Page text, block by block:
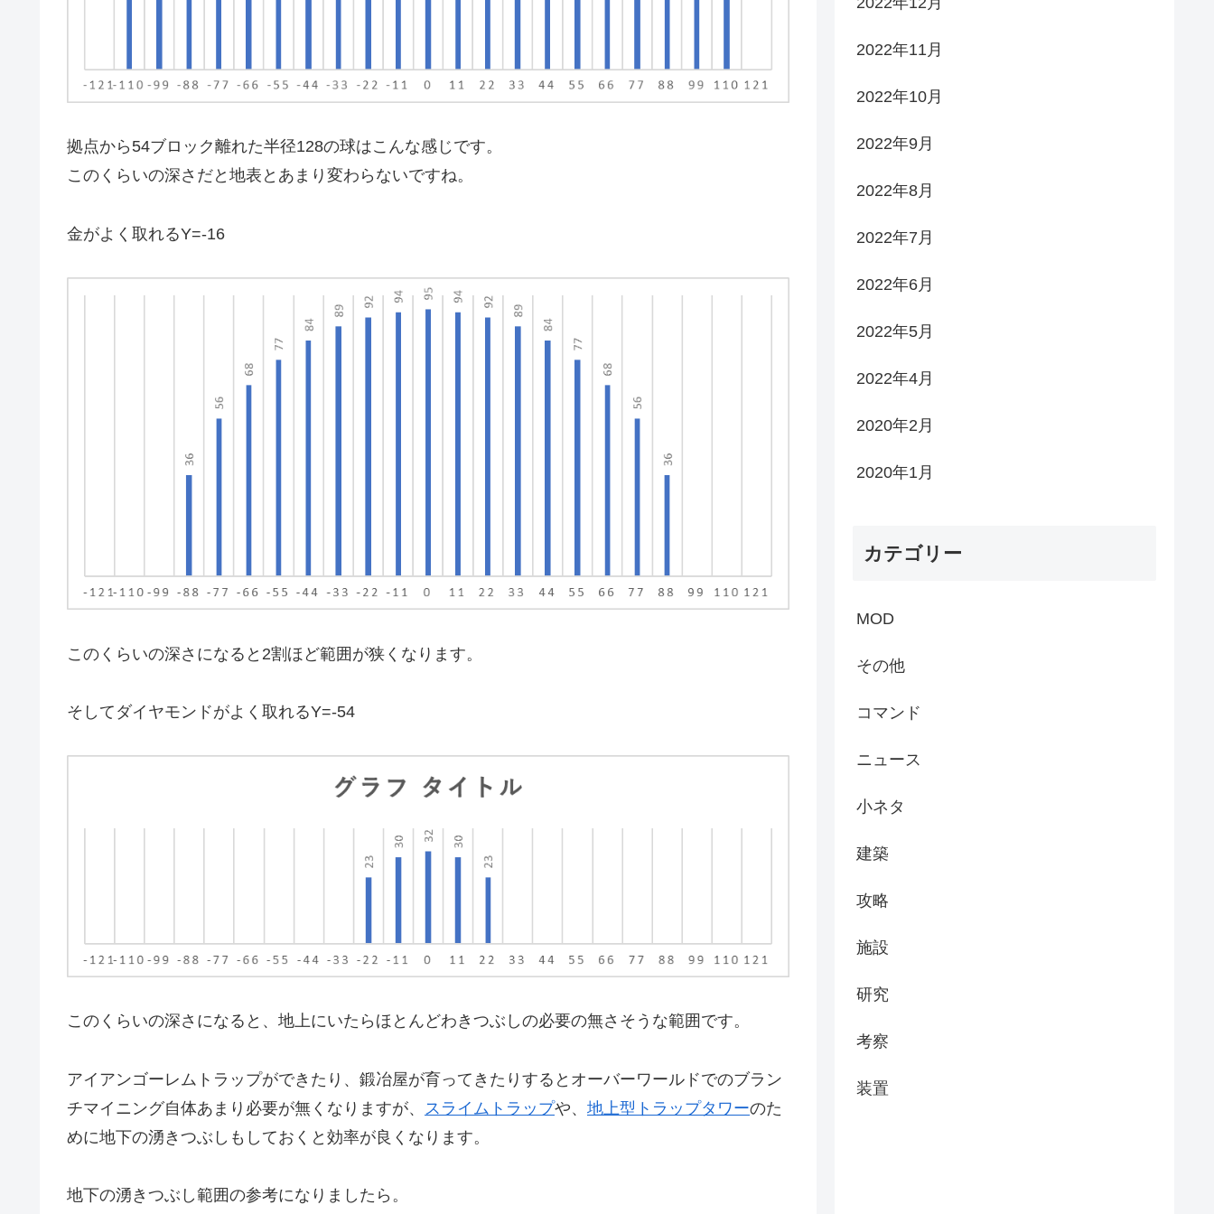
拠点から54ブロック離れた半径128の球はこんな感じです。
このくらいの深さだと地表とあまり変わらないですね。
金がよく取れるY=-16
このくらいの深さになると2割ほど範囲が狭くなります。
そしてダイヤモンドがよく取れるY=-54
このくらいの深さになると、地上にいたらほとんどわきつぶしの必要の無さそうな範囲です。
アイアンゴーレムトラップができたり、鍛冶屋が育ってきたりするとオーバーワールドでのブラン
チマイニング自体あまり必要が無くなりますが、
スライムトラップや、 地上型トラップタワーのた
めに地下の湧きつぶしもしておくと効率が良くなります。
地下の湧きつぶし範囲の参考になりましたら。
2022年11月
2022年10月
2022年9月
2022年8月
2022年7月
2022年6月
2022年5月
2022年4月
2020年2月
2020年1月
カテゴリー
MOD
その他
コマンド
ニュース
小ネタ
建築
攻略
施設
研究
考察
装置